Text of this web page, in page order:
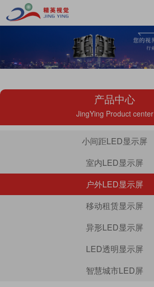
产品中心
JingYing Product center
小间距LED显示屏
室内LED显示屏
户外LED显示屏
移动租赁显示屏
异形LED显示屏
LED透明显示屏
智慧城市LED屏